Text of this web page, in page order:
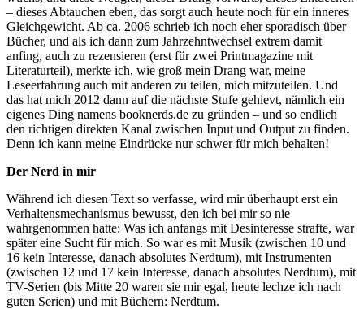
– dieses Abtauchen eben, das sorgt auch heute noch für ein inneres
Gleichgewicht. Ab ca. 2006 schrieb ich noch eher sporadisch über
Bücher, und als ich dann zum Jahrzehntwechsel extrem damit
anfing, auch zu rezensieren (erst für zwei Printmagazine mit
Literaturteil), merkte ich, wie groß mein Drang war, meine
Leseerfahrung auch mit anderen zu teilen, mich mitzuteilen. Und
das hat mich 2012 dann auf die nächste Stufe gehievt, nämlich ein
eigenes Ding namens booknerds.de zu gründen – und so endlich
den richtigen direkten Kanal zwischen Input und Output zu finden.
Denn ich kann meine Eindrücke nur schwer für mich behalten!
Der Nerd in mir
Während ich diesen Text so verfasse, wird mir überhaupt erst ein
Verhaltensmechanismus bewusst, den ich bei mir so nie
wahrgenommen hatte: Was ich anfangs mit Desinteresse strafte, war
später eine Sucht für mich. So war es mit Musik (zwischen 10 und
16 kein Interesse, danach absolutes Nerdtum), mit Instrumenten
(zwischen 12 und 17 kein Interesse, danach absolutes Nerdtum), mit
TV-Serien (bis Mitte 20 waren sie mir egal, heute lechze ich nach
guten Serien) und mit Büchern: Nerdtum.